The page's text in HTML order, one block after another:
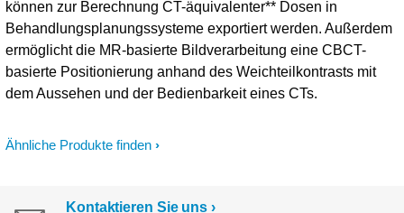
Ähnliche Produkte finden
können zur Berechnung CT-äquivalenter** Dosen in
Behandlungsplanungssysteme exportiert werden. Außerdem
ermöglicht die MR-basierte Bildverarbeitung eine CBCT-
basierte Positionierung anhand des Weichteilkontrasts mit
dem Aussehen und der Bedienbarkeit eines CTs.
Kontaktieren Sie uns